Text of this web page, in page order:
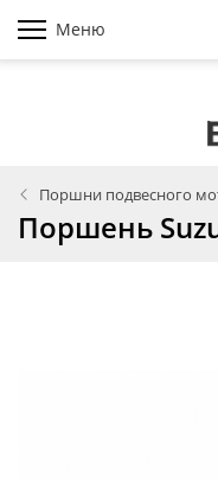
Меню
Поршни подвесного
Поршень